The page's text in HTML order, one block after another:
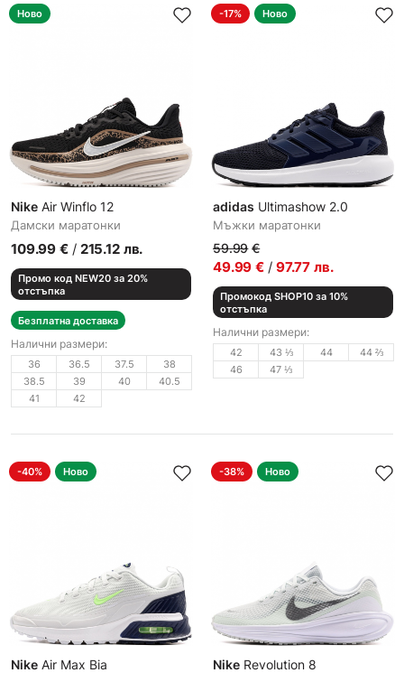
Ново
Nike Air Winflo 12
Дамски маратонки
109.99 € / 215.12 лв.
Промо код NEW20 за 20%
отстъпка
Безплатна доставка
Налични размери:
36 36.5 37.5
38
38.5
39 40
40.5
41
42
-17% Ново
adidas Ultimashow 2.0
Мъжки маратонки
59.99 €
49.99 € / 97.77 лв.
Промокод SHOP10 за 10%
отстъпка
Налични размери:
42 43 ⅓ 44
44 ⅔
46
47 ⅓
-40% Ново
Nike Air Max Bia
-38% Ново
Nike Revolution 8